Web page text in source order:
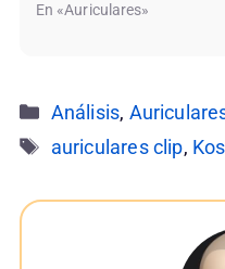
En «Auriculares»
Categorías
Análisis,
Etiquetas
auriculares clip,